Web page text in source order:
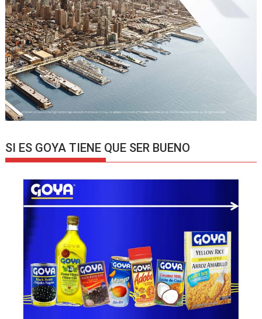
SI ES GOYA TIENE QUE SER BUENO